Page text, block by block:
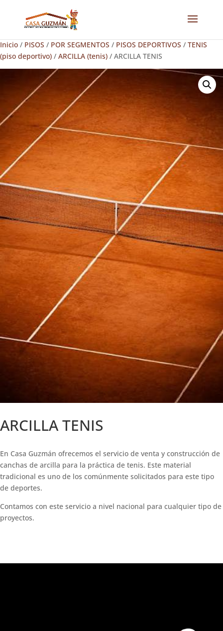
Inicio / PISOS / POR SEGMENTOS / PISOS DEPORTIVOS / TENIS
(piso deportivo) / ARCILLA (tenis) / ARCILLA TENIS
ARCILLA TENIS
En Casa Guzmán ofrecemos el servicio de venta y construcción de
canchas de arcilla para la práctica de tenis. Este material
tradicional es uno de los comúnmente solicitados para este tipo
de deportes.
Contamos con este servicio a nivel nacional para cualquier tipo de
proyectos.